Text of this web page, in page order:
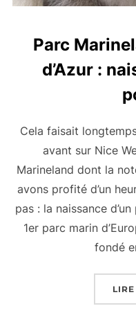
Parc
d’Azur :
Cela faisait
avant sur Nice
Marineland dont la
avons profité d’un
pas : la naissance
1er parc marin
fondé